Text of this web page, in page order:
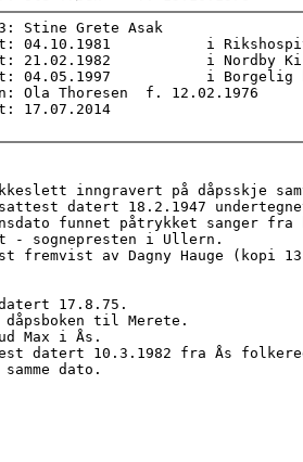
3: Stine Grete Asak
04.10.1981           i
21.02.1982           i Nordby
04.05.1997           i
Ola Thoresen  f. 12.02.1976
inngravert på dåpsskje
datert 18.2.1947
funnet påtrykket sanger fra
- sognepresten i Ullern.
fremvist av Dagny Hauge (kopi
17.8.75.
til Merete.
Max i Ås.
datert 10.3.1982 fra Ås
dato.